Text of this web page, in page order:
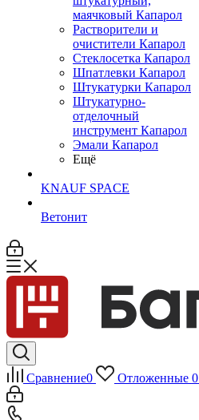
маячковый Капарол
Растворители и
очистители Капарол
Cтеклосетка Капарол
Шпатлевки Капарол
Штукатурки Капарол
Штукатурно-
отделочный
инструмент Капарол
Эмали Капарол
Ещё
KNAUF SPACE
Ветонит
Сравнение0 Отложенные 0